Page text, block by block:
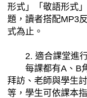
形式」「敬語形式
題，讀者搭配MP3
式為止。
2. 適合課堂進行
每課都有A、B角
拜訪、老師與學生
等，學生可依課本